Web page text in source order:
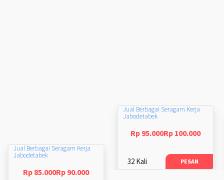
Jual Berbagai Seragam Kerja
Jabodetabek
Rp 95.000Rp 100.000
32 Kali PESAN
Jual Berbagai Seragam Kerja
Jabodetabek
Rp 85.000Rp 90.000